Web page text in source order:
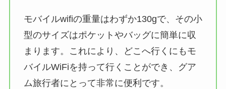
モバイルwifiの重量はわずか130gで、その小
型のサイズはポケットやバッグに簡単に収
まります。これにより、どこへ行くにもモ
バイルWiFiを持って行くことができ、グア
ム旅行者にとって非常に便利です。